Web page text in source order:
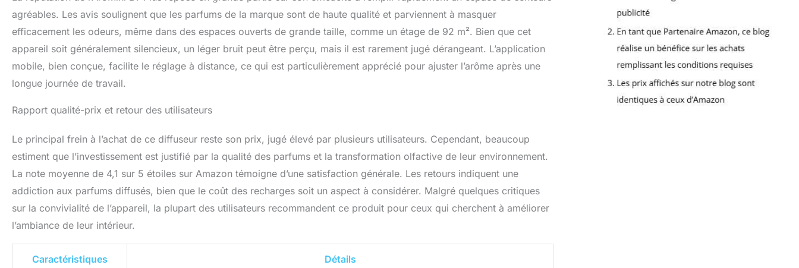
agréables. Les avis soulignent que les parfums de la marque sont de haute qualité et parviennent à masquer
efficacement les odeurs, même dans des espaces ouverts de grande taille, comme un étage de 92 m². Bien que cet
appareil soit généralement silencieux, un léger bruit peut être perçu, mais il est rarement jugé dérangeant. L’application
mobile, bien conçue, facilite le réglage à distance, ce qui est particulièrement apprécié pour ajuster l’arôme après une
longue journée de travail.
Rapport qualité-prix et retour des utilisateurs
Le principal frein à l’achat de ce diffuseur reste son prix, jugé élevé par plusieurs utilisateurs. Cependant, beaucoup
estiment que l’investissement est justifié par la qualité des parfums et la transformation olfactive de leur environnement.
La note moyenne de 4,1 sur 5 étoiles sur Amazon témoigne d’une satisfaction générale. Les retours indiquent une
addiction aux parfums diffusés, bien que le coût des recharges soit un aspect à considérer. Malgré quelques critiques
sur la convivialité de l’appareil, la plupart des utilisateurs recommandent ce produit pour ceux qui cherchent à améliorer
l’ambiance de leur intérieur.
Caractéristiques Détails